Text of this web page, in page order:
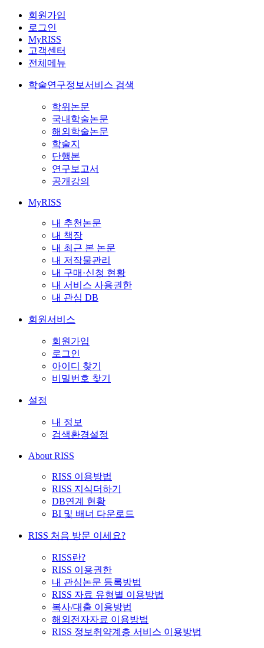
회원가입
로그인
MyRISS
고객센터
전체메뉴
학술연구정보서비스 검색
학위논문
국내학술논문
해외학술논문
학술지
단행본
연구보고서
공개강의
MyRISS
내 추천논문
내 책장
내 최근 본 논문
내 저작물관리
내 구매·신청 현황
내 서비스 사용권한
내 관심 DB
회원서비스
회원가입
로그인
아이디 찾기
비밀번호 찾기
설정
내 정보
검색환경설정
About RISS
RISS 이용방법
RISS 지식더하기
DB연계 현황
BI 및 배너 다운로드
RISS 처음 방문 이세요?
RISS란?
RISS 이용권한
내 관심논문 등록방법
RISS 자료 유형별 이용방법
복사/대출 이용방법
해외전자자료 이용방법
RISS 정보취약계층 서비스 이용방법